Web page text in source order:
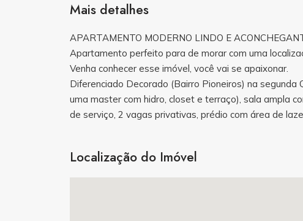
Mais detalhes
APARTAMENTO MODERNO LINDO E
Apartamento perfeito para de morar com uma
Venha conhecer esse imóvel, você vai se apaixonar.
Diferenciado Decorado (Bairro Pioneiros) na
uma master com hidro, closet e terraço), sala ampla
de serviço, 2 vagas privativas, prédio com área de
Localização do Imóvel